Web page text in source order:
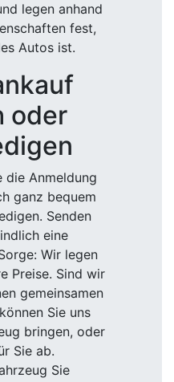
legen anhand
fest,
Autos ist.
oder
die Anmeldung
ganz bequem
Senden
eine
Wir legen
Preise. Sind wir
gemeinsamen
Sie uns
bringen, oder
Sie ab.
Sie